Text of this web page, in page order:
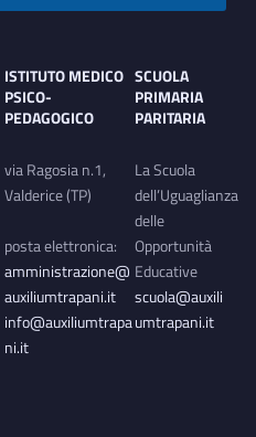
ISTITUTO MEDICO
PSICO-
PEDAGOGICO
via Ragosia n.1,
Valderice (TP)
posta elettronica:
amministrazione@
auxiliumtrapani.it
info@auxiliumtrapa
ni.it
SCUOLA
PRIMARIA
PARITARIA
La Scuola
dell’Uguaglianza
delle
Opportunità
Educative
scuola@auxili
umtrapani.it